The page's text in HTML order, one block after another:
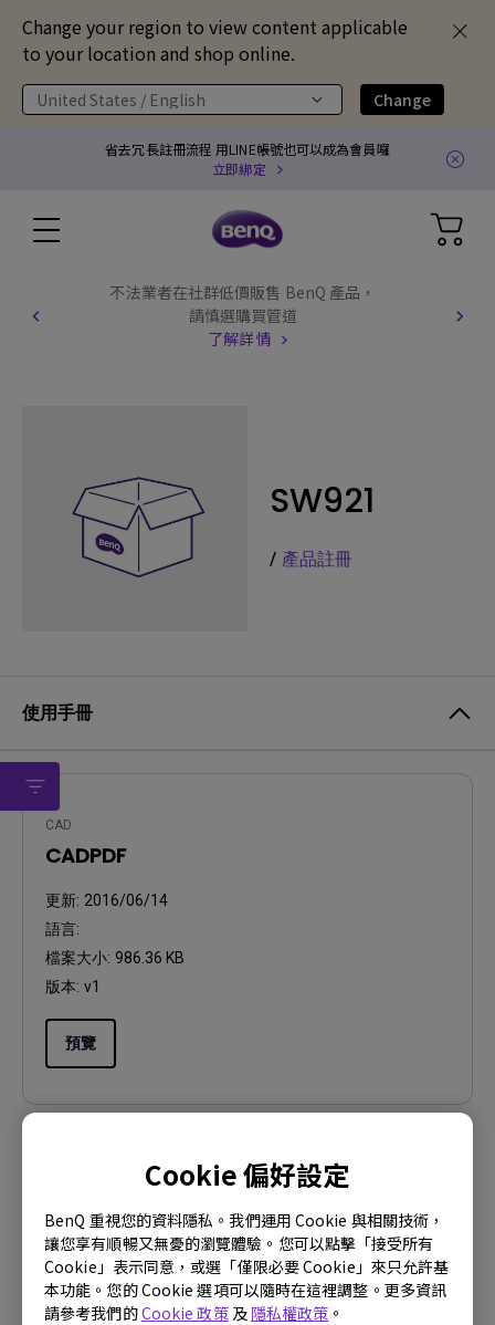
Change your region to view content applicable
to your location and shop online.
United States / English Change
Cookie 偏好設定
BenQ 重視您的資料隱私。我們運用 Cookie 與相關技術，
讓您享有順暢又無憂的瀏覽體驗。您可以點擊「接受所有
Cookie」表示同意，或選「僅限必要 Cookie」來只允許基
本功能。您的 Cookie 選項可以隨時在這裡調整。更多資訊
請參考我們的Cookie 政策及 隱私權政策 。
省去冗長註冊流程 用LINE帳號也可以成為會員囉
立即綁定
不法業者在社群低價販售 BenQ 產品，
請慎選購買管道
了解詳情
SW921
/ 產品註冊
使用手冊
CAD
CADPDF
更新: 2016/06/14
語言:
檔案大小: 986.36 KB
版本: v1
預覽
快速使用指南
更新:2015/06/17
語言:Multi-Language
檔案大小:19.94 MB